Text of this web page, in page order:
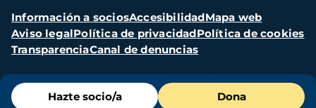
Menú
de
Hazte socio/a Dona
Menú
secundario
Información a sociosAccesibilidadMapa web
Aviso legalPolítica de privacidadPolítica de cookies
TransparenciaCanal de denuncias